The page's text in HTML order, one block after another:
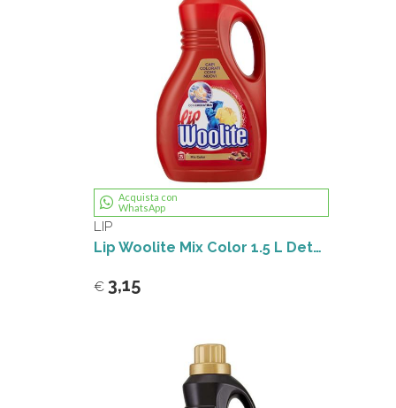
Acquista con
WhatsApp
LIP
Lip Woolite Mix Color 1.5 L Detersivo Lavatrice
€ 3,15